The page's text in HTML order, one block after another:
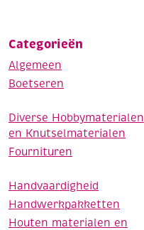
Categorieën
Algemeen
Boetseren
Diverse Hobbymaterialen
en Knutselmaterialen
Fournituren
Handvaardigheid
Handwerkpakketten
Houten materialen en